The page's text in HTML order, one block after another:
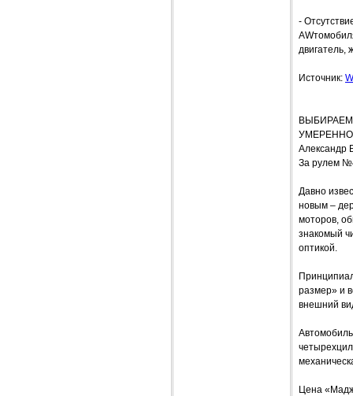
-
двигатель,
Источник:
ВЫБИРАЕМ
Александр
За рулем
Давно
новым –
моторов,
знакомый
оптикой.
размер» и
внешний
Цена